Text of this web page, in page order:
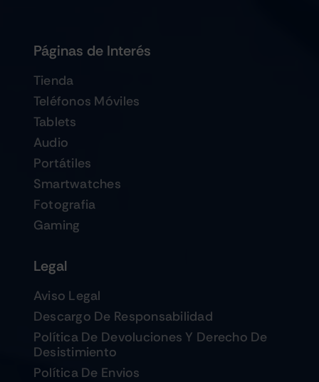
Páginas de Interés
Tienda
Teléfonos Móviles
Tablets
Audio
Portátiles
Smartwatches
Fotografia
Gaming
Legal
Aviso Legal
Descargo De Responsabilidad
Política De Devoluciones Y Derecho De
Desistimiento
Política De Envios